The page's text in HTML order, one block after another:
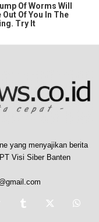
Of Worms Will
Out Of You In The
Try It
yang menyajikan berita
Visi Siber Banten